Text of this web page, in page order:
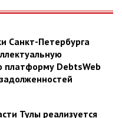
Санкт-Петербурга
платформу DebtsWeb
Тулы реализуется